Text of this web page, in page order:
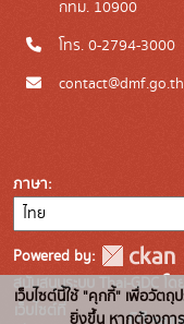
กทม. 10900
โทร. 0-2794-3000
contact@dmf.go.th
ภาษา
Powered by:
สนับสนุนระบบ Thai-GDC โ
เว็บไซต์นี้ใช้ "คุกกี้" เพื่อวัต
ยิ่งขึ้น หากต้องกา